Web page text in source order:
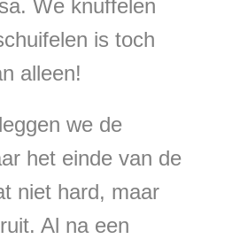
We knuffelen
is toch
alleen!
we de
het einde van de
niet hard, maar
Al na een